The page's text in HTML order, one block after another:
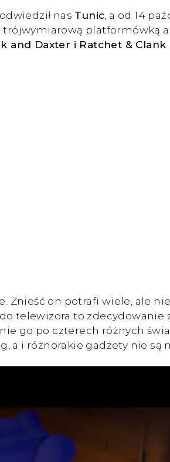
nas Tunic , a od 14
trójwymiarową platformówką
and Daxter i Ratchet & Clank
on potrafi wiele, ale
telewizora to zdecydowanie
go po czterech różnych
a i różnorakie gadżety nie są